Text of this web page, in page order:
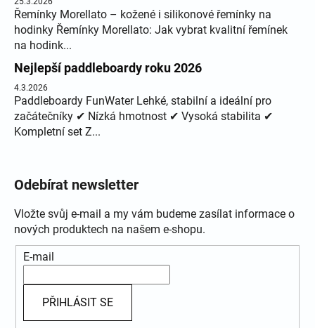
Řemínky Morellato – kožené i silikonové řemínky na
hodinky Řemínky Morellato: Jak vybrat kvalitní řemínek
na hodink...
Nejlepší paddleboardy roku 2026
4.3.2026
Paddleboardy FunWater Lehké, stabilní a ideální pro
začátečníky ✔ Nízká hmotnost ✔ Vysoká stabilita ✔
Kompletní set Z...
Odebírat newsletter
Vložte svůj e-mail a my vám budeme zasílat informace o
nových produktech na našem e-shopu.
E-mail
PŘIHLÁSIT SE